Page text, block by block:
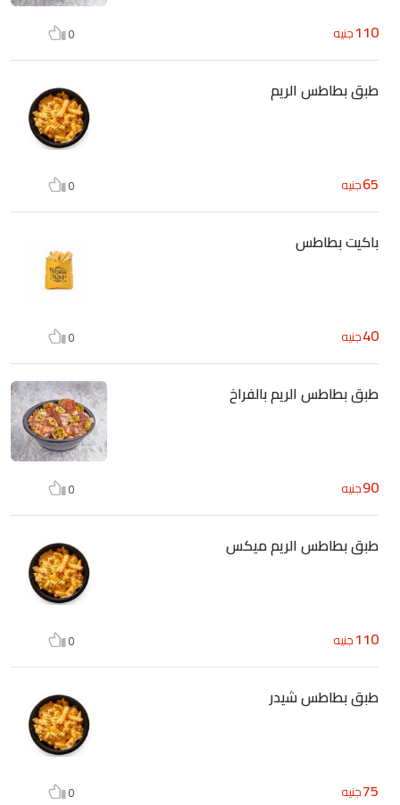
110جنيه 0
طبق بطاطس الريم
65جنيه 0
باكيت بطاطس
40جنيه 0
طبق بطاطس الريم بالفراخ
90جنيه 0
طبق بطاطس الريم ميكس
110جنيه 0
طبق بطاطس شيدر
75جنيه 0